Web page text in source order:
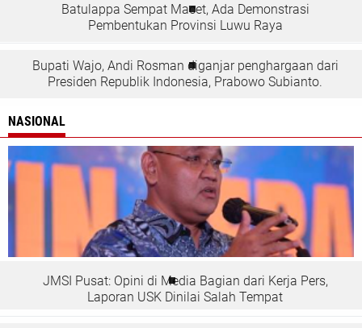
Batulappa Sempat Macet, Ada Demonstrasi
Pembentukan Provinsi Luwu Raya
Bupati Wajo, Andi Rosman diganjar penghargaan dari
Presiden Republik Indonesia, Prabowo Subianto.
NASIONAL
JMSI Pusat: Opini di Media Bagian dari Kerja Pers,
Laporan USK Dinilai Salah Tempat